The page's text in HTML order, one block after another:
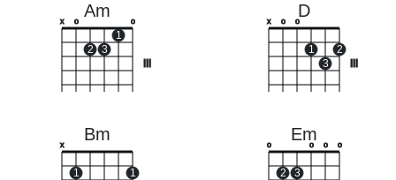
Am
x o
2 3
1
o
D
x o o
1
3
2
Bm
x
1 1
Em
o
2 3
o o o